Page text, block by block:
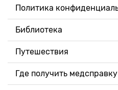
Политика
Библиотека
Путешествия
Где получить